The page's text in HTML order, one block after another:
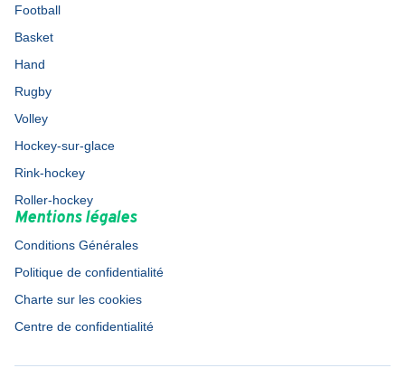
Football
Basket
Hand
Rugby
Volley
Hockey-sur-glace
Rink-hockey
Roller-hockey
Mentions légales
Conditions Générales
Politique de confidentialité
Charte sur les cookies
Centre de confidentialité